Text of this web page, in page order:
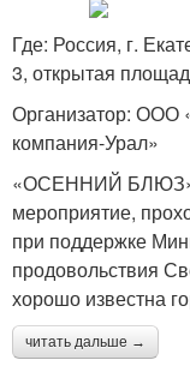
Где: Россия, г.
3, открытая
Организатор: ООО
компания-Урал»
«ОСЕННИЙ БЛЮЗ»
мероприятие,
при поддержке
продовольствия
хорошо известна
читать дальше →